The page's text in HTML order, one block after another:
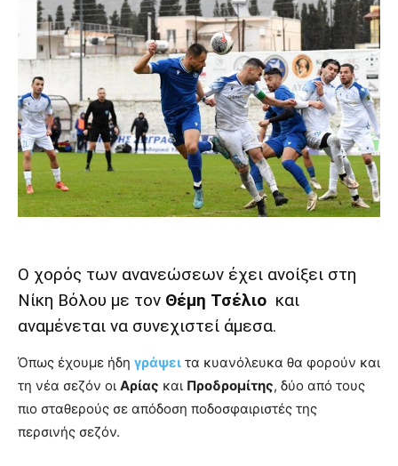
Ο χορός των ανανεώσεων έχει ανοίξει στη
Νίκη Βόλου με τον Θέμη Τσέλιο και
αναμένεται να συνεχιστεί άμεσα.
Όπως έχουμε ήδη γράψει τα κυανόλευκα θα φορούν και
τη νέα σεζόν οι Αρίας και Προδρομίτης, δύο από τους
πιο σταθερούς σε απόδοση ποδοσφαιριστές της
περσινής σεζόν.